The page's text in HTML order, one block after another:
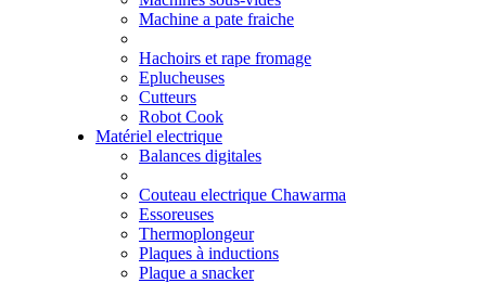
Machine a pate fraiche
Hachoirs et rape fromage
Eplucheuses
Cutteurs
Robot Cook
Matériel electrique
Balances digitales
Couteau electrique Chawarma
Essoreuses
Thermoplongeur
Plaques à inductions
Plaque a snacker